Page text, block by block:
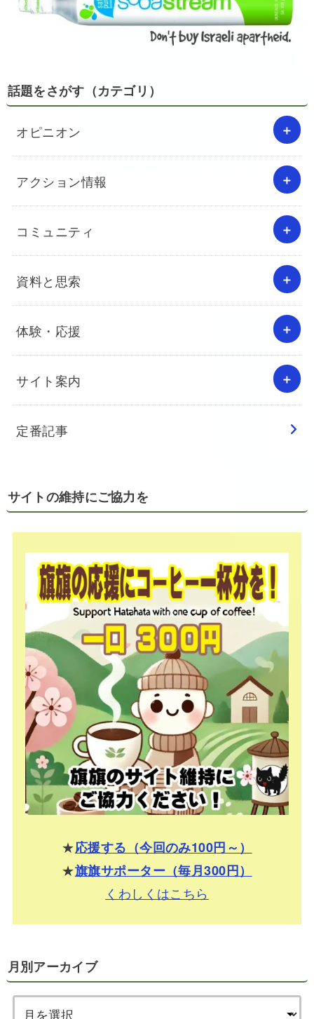
話題をさがす（カテゴリ）
オピニオン
アクション情報
コミュニティ
資料と思索
体験・応援
サイト案内
定番記事
サイトの維持にご協力を
★応援する（今回のみ100円～）
★旗旗サポーター（毎月300円）
くわしくはこちら
月別アーカイブ